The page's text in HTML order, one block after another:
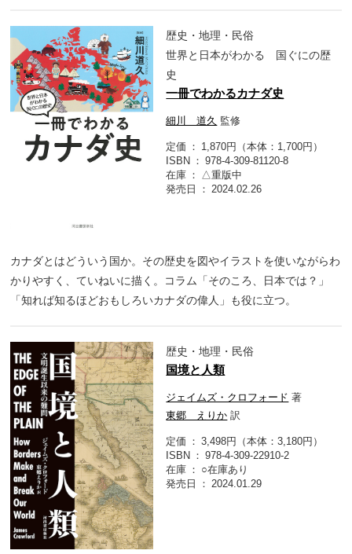
歴史・地理・民俗
世界と日本がわかる 国ぐにの歴
史
一冊でわかるカナダ史
細川 道久 監修
定価
1,870円（本体：1,700円）
ISBN
978-4-309-81120-8
在庫
△重版中
発売日
2024.02.26
カナダとはどういう国か。その歴史を図やイラストを使いながらわ
かりやすく、ていねいに描く。コラム「そのころ、日本では？」
「知れば知るほどおもしろいカナダの偉人」も役に立つ。
歴史・地理・民俗
国境と人類
ジェイムズ・クロフォード 著
東郷 えりか 訳
定価
3,498円（本体：3,180円）
ISBN
978-4-309-22910-2
在庫
○在庫あり
発売日
2024.01.29